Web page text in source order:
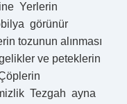
Yerlerin
görünür
tozunun alınması
ve peteklerin
Tezgah ayna